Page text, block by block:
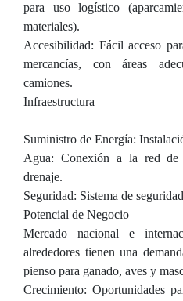
para uso logístico
materiales).
Accesibilidad: Fácil acceso
mercancías, con áreas
camiones.
Infraestructura
Suministro de Energía:
Agua: Conexión a la red de
drenaje.
Seguridad: Sistema de
Potencial de Negocio
Mercado nacional e
alrededores tienen una
pienso para ganado, aves y
Crecimiento: Oportunidades